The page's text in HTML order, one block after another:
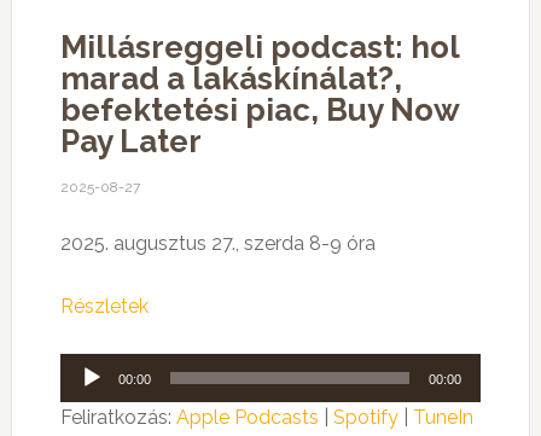
Millásreggeli podcast: hol
marad a lakáskínálat?,
befektetési piac, Buy Now
Pay Later
2025-08-27
2025. augusztus 27., szerda 8-9 óra
Részletek
Audió
lejátszó
00:00 00:00
Feliratkozás: Apple Podcasts Spotify| TuneIn